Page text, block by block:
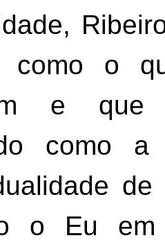
o
e que
como a
o Eu